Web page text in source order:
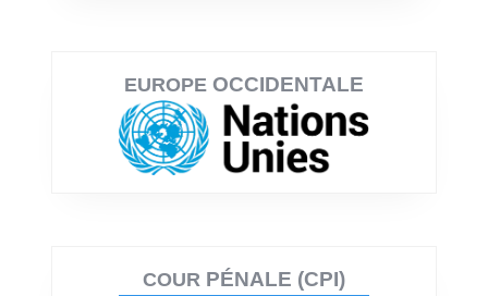
EUROPE OCCIDENTALE
COUR PÉNALE (CPI)